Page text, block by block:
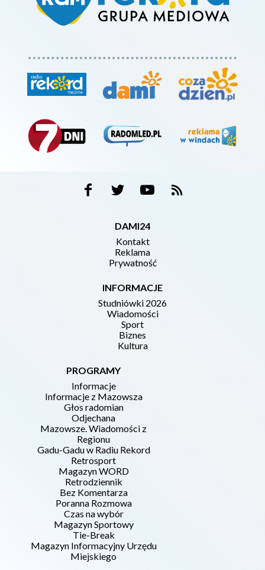
DAMI24
Kontakt
Reklama
Prywatność
INFORMACJE
Studniówki 2026
Wiadomości
Sport
Biznes
Kultura
PROGRAMY
Informacje
Informacje z Mazowsza
Głos radomian
Odjechana
Mazowsze. Wiadomości z
Regionu
Gadu-Gadu w Radiu Rekord
Retrosport
Magazyn WORD
Retrodziennik
Bez Komentarza
Poranna Rozmowa
Czas na wybór
Magazyn Sportowy
Tie-Break
Magazyn Informacyjny Urzędu
Miejskiego